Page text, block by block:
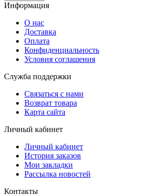
Информация
О нас
Доставка
Оплата
Конфиденциальность
Условия соглашения
Служба поддержки
Связаться с нами
Возврат товара
Карта сайта
Личный кабинет
Личный кабинет
История заказов
Мои закладки
Рассылка новостей
Контакты